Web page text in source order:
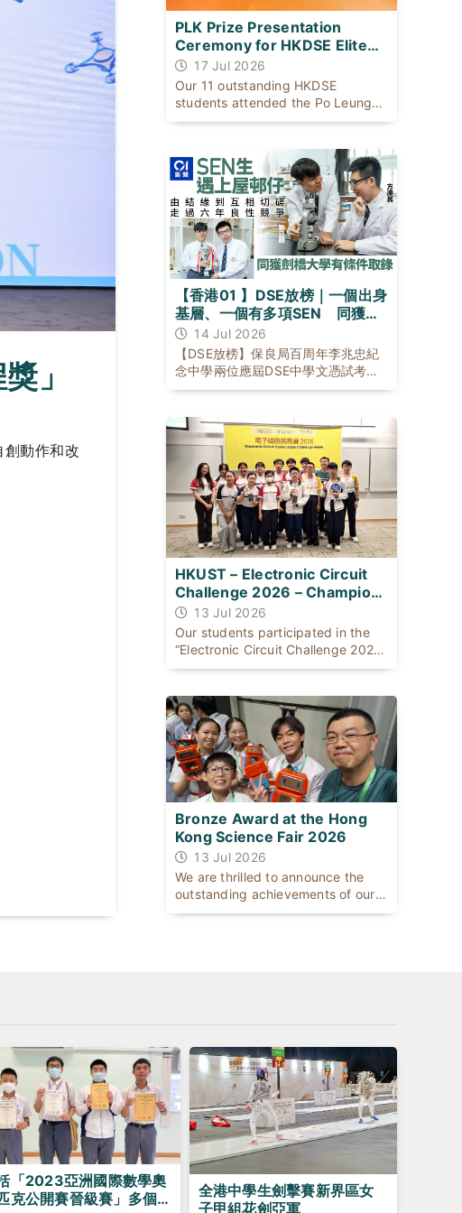
」
動作和改
PLK Prize Presentation
Ceremony for HKDSE Elite
Students
17 Jul 2026
Our 11 outstanding HKDSE
students attended the Po Leung
Kuk Prize Presentation Ceremony
to celebrate their exceptional
academic achievements.
【香港01 】DSE放榜｜一個出身
基層、一個有多項SEN 同獲劍
橋大學有條件取錄
14 Jul 2026
【DSE放榜】保良局百周年李兆忠紀
念中學兩位應屆DSE中學文憑試考生
黎日朗與方濼民，背景與成長困境不
弱多病，患有ADHD及輕度自閉症，
是SEN（特殊學習需要）學生。
HKUST – Electronic Circuit
Challenge 2026 – Champion
for THREE consecutive years
13 Jul 2026
Our students participated in the
“Electronic Circuit Challenge 2026”
organised [...]
Bronze Award at the Hong
Kong Science Fair 2026
13 Jul 2026
We are thrilled to announce the
outstanding achievements of our
[...]
「2023亞洲國際數學奧
克公開賽晉級賽」多個
全港中學生劍擊賽新界區女
子甲組花劍亞軍